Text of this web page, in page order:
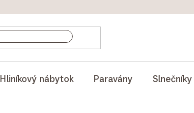
Hliníkový nábytok Paravány Slnečníky